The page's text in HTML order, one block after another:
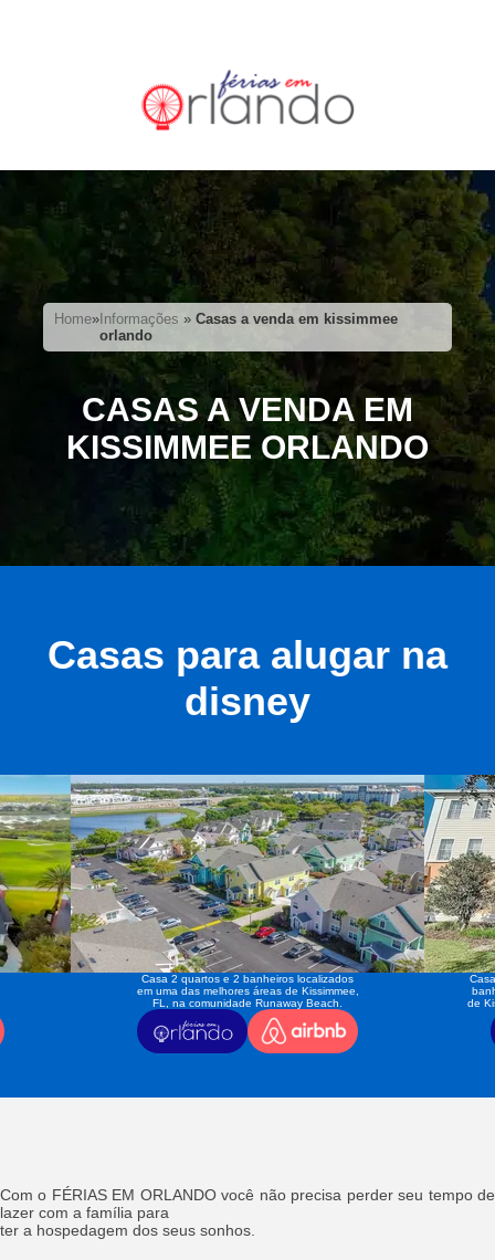
Home» Informações »Casas a venda em kissimmee
orlando
CASAS A VENDA EM
KISSIMMEE ORLANDO
Casas para alugar na
disney
Casa 2 quartos e 2 banheiros localizados
em uma das melhores áreas de Kissimmee,
FL, na comunidade Runaway Beach.
de
Com o FÉRIAS EM ORLANDO você não precisa perder seu tempo de
lazer com a família para
ter a hospedagem dos seus sonhos.